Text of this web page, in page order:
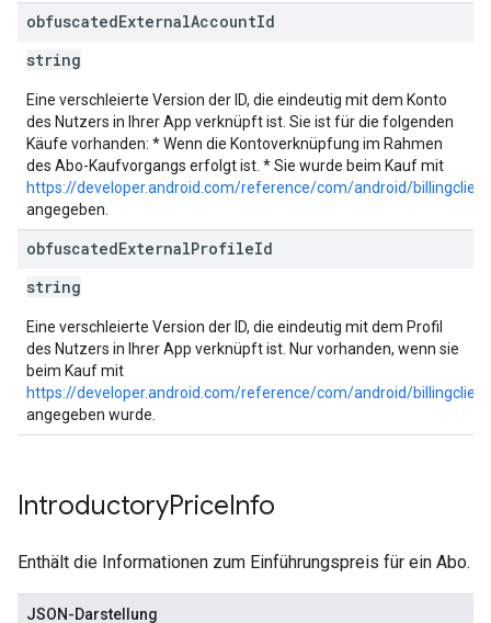
obfuscatedExternalAccountId
string
Eine verschleierte Version der ID, die eindeutig mit dem Konto
des Nutzers in Ihrer App verknüpft ist. Sie ist für die folgenden
Käufe vorhanden: * Wenn die Kontoverknüpfung im Rahmen
des Abo-Kaufvorgangs erfolgt ist. * Sie wurde beim Kauf mit
https://developer.android.com/reference/com/android/
angegeben.
obfuscatedExternalProfileId
string
Eine verschleierte Version der ID, die eindeutig mit dem Profil
des Nutzers in Ihrer App verknüpft ist. Nur vorhanden, wenn sie
beim Kauf mit
https://developer.android.com/reference/com/android/
angegeben wurde.
IntroductoryPriceInfo
Enthält die Informationen zum Einführungspreis für ein Abo.
JSON-Darstellung